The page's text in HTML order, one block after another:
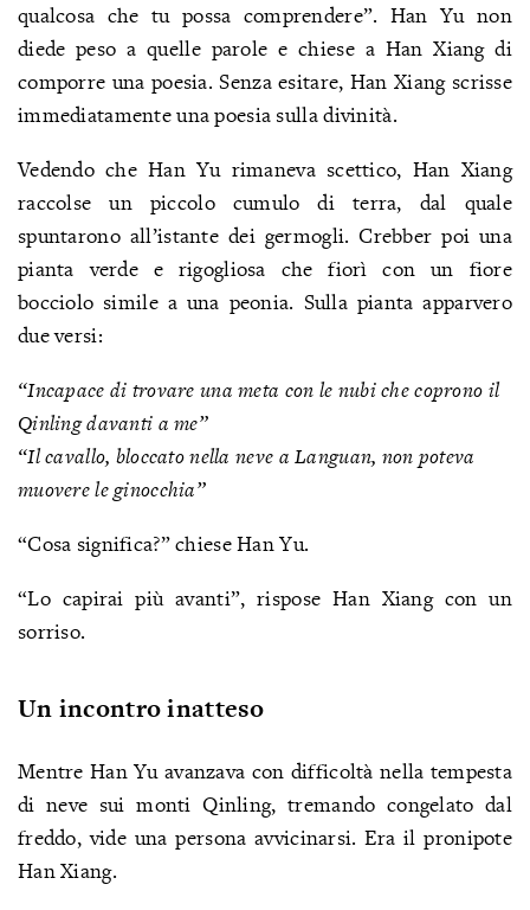
qualcosa che tu possa comprendere”. Han Yu non
diede peso a quelle parole e chiese a Han Xiang di
comporre una poesia. Senza esitare, Han Xiang scrisse
immediatamente una poesia sulla divinità.
Vedendo che Han Yu rimaneva scettico, Han Xiang
raccolse un piccolo cumulo di terra, dal quale
spuntarono all’istante dei germogli. Crebber poi una
pianta verde e rigogliosa che fiorì con un fiore
bocciolo simile a una peonia. Sulla pianta apparvero
due versi:
“Incapace di trovare una meta con le nubi che coprono il
Qinling davanti a me”
“Il cavallo, bloccato nella neve a Languan, non poteva
muovere le ginocchia”
“Cosa significa?” chiese Han Yu.
“Lo capirai più avanti”, rispose Han Xiang con un
sorriso.
Un incontro inatteso
Mentre Han Yu avanzava con difficoltà nella tempesta
di neve sui monti Qinling, tremando congelato dal
freddo, vide una persona avvicinarsi. Era il pronipote
Han Xiang.